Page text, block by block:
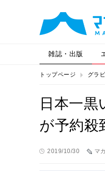
雑誌・出版
トップページ グラ
日本一
が予約殺
2019/10/30 マ